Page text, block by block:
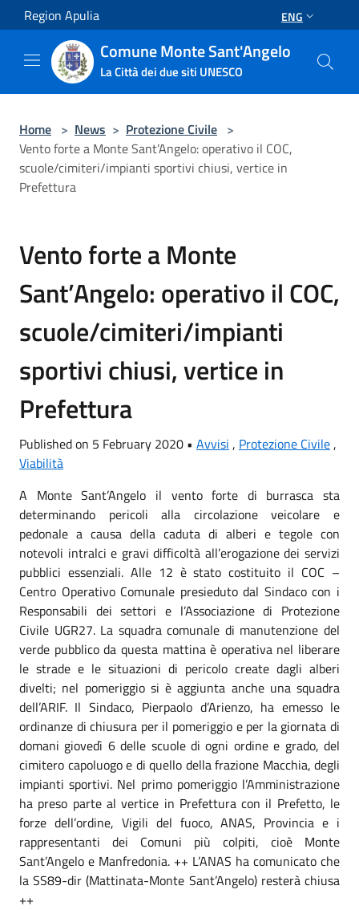
Salta al contenuto principale
Region Apulia ENG
Comune Monte Sant'Angelo
La Città dei due siti UNESCO
Home > News > Protezione Civile >
Vento forte a Monte Sant’Angelo: operativo il COC,
scuole/cimiteri/impianti sportivi chiusi, vertice in
Prefettura
Vento forte a Monte
Sant’Angelo: operativo il COC,
scuole/cimiteri/impianti
sportivi chiusi, vertice in
Prefettura
Published on 5 February 2020 • Avvisi , Protezione Civile,
Viabilità
A Monte Sant’Angelo il vento forte di burrasca sta
determinando pericoli alla circolazione veicolare e
pedonale a causa della caduta di alberi e tegole con
notevoli intralci e gravi difficoltà all’erogazione dei servizi
pubblici essenziali. Alle 12 è stato costituito il COC –
Centro Operativo Comunale presieduto dal Sindaco con i
Responsabili dei settori e l’Associazione di Protezione
Civile UGR27. La squadra comunale di manutenzione del
verde pubblico da questa mattina è operativa nel liberare
le strade e le situazioni di pericolo create dagli alberi
divelti; nel pomeriggio si è aggiunta anche una squadra
dell’ARIF. Il Sindaco, Pierpaolo d’Arienzo, ha emesso le
ordinanze di chiusura per il pomeriggio e per la giornata di
domani giovedì 6 delle scuole di ogni ordine e grado, del
cimitero capoluogo e di quello della frazione Macchia, degli
impianti sportivi. Nel primo pomeriggio l’Amministrazione
ha preso parte al vertice in Prefettura con il Prefetto, le
forze dell’ordine, Vigili del fuoco, ANAS, Provincia e i
rappresentanti dei Comuni più colpiti, cioè Monte
Sant’Angelo e Manfredonia. ++ L’ANAS ha comunicato che
la SS89-dir (Mattinata-Monte Sant’Angelo) resterà chiusa
++